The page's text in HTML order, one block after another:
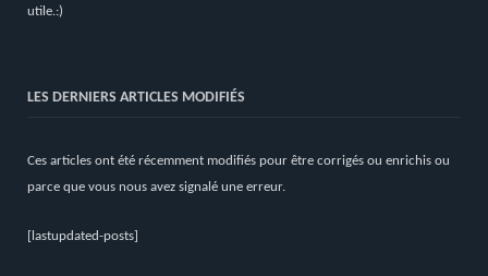
utile.:)
LES DERNIERS ARTICLES MODIFIÉS
Ces articles ont été récemment modifiés pour être corrigés ou enrichis ou
parce que vous nous avez signalé une erreur.
[lastupdated-posts]